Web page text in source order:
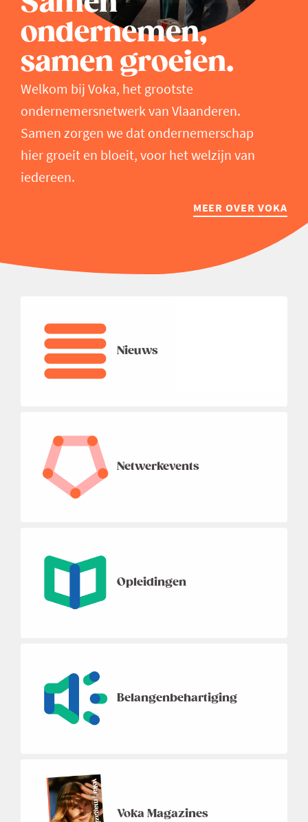
ondernemen,
samen groeien.
Welkom bij Voka, het grootste
ondernemersnetwerk van Vlaanderen.
Samen zorgen we dat ondernemerschap
hier groeit en bloeit, voor het welzijn van
iedereen.
MEER OVER VOKA
Nieuws
Netwerkevents
Opleidingen
Belangenbehartiging
Voka Magazines